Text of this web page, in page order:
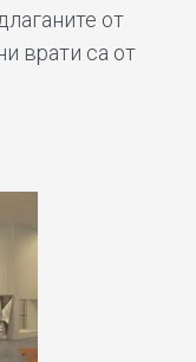
от
врати са от